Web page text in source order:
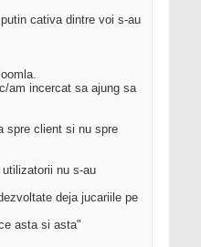
cativa dintre voi s-au
am incercat sa ajung sa
spre client si nu spre
nu s-au
deja jucariile pe
asta si asta"